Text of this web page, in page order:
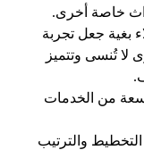
خاصة أخرى.
بغية جعل تجربة
لا تُنسى وتتميز
من الخدمات
والترتيب